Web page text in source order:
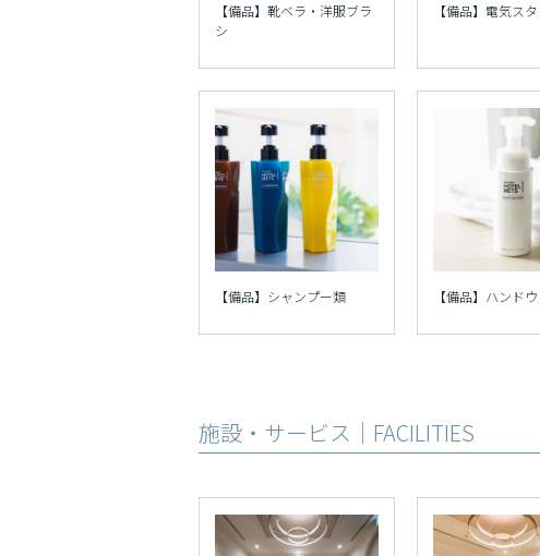
【備品】靴ベラ・洋服ブラ
シ
【備品】電気ス
【備品】シャンプー類 【備品】ハンド
施設・サービス｜FACILITIES